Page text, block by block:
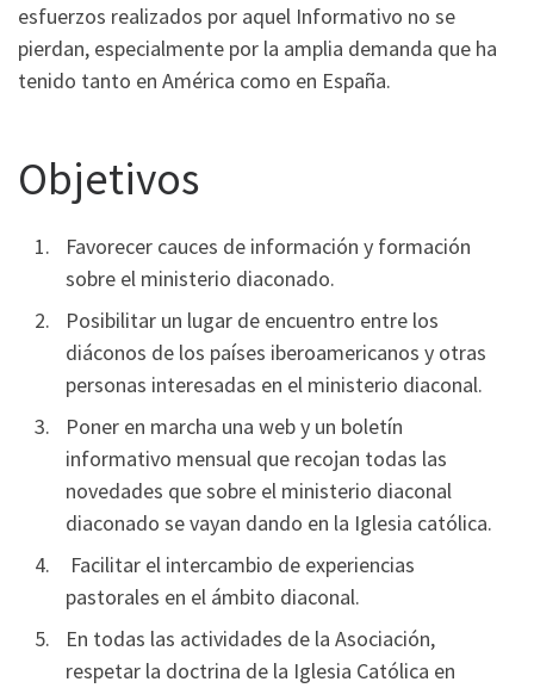
esfuerzos realizados por aquel Informativo no se
pierdan, especialmente por la amplia demanda que ha
tenido tanto en América como en España.
Objetivos
Favorecer cauces de información y formación
sobre el ministerio diaconado.
Posibilitar un lugar de encuentro entre los
diáconos de los países iberoamericanos y otras
personas interesadas en el ministerio diaconal.
Poner en marcha una web y un boletín
informativo mensual que recojan todas las
novedades que sobre el ministerio diaconal
diaconado se vayan dando en la Iglesia católica.
Facilitar el intercambio de experiencias
pastorales en el ámbito diaconal.
En todas las actividades de la Asociación,
respetar la doctrina de la Iglesia Católica en